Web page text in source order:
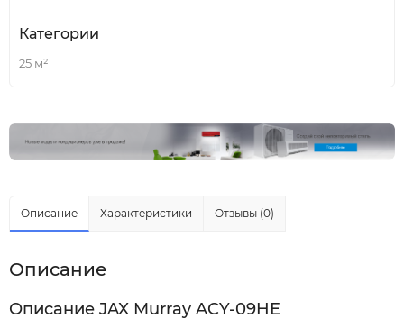
Категории
25 м²
Описание Характеристики Отзывы (0)
Описание
Описание JAX Murray ACY-09HE